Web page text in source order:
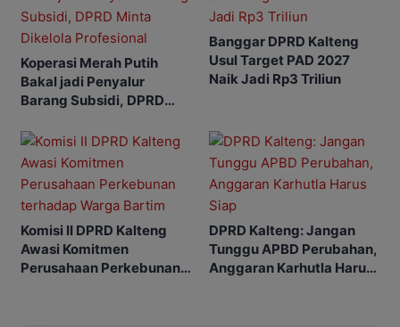
Koperasi Merah Putih
Bakal jadi Penyalur
Barang Subsidi, DPRD
Banggar DPRD Kalteng
Usul Target PAD 2027
Naik Jadi Rp3 Triliun
Komisi II DPRD Kalteng
Awasi Komitmen
Perusahaan Perkebunan
DPRD Kalteng: Jangan
Tunggu APBD Perubahan,
Anggaran Karhutla Harus